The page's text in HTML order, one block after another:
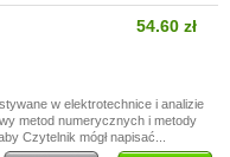
54.60 zł
w elektrotechnice i analizie
metod numerycznych i metody
Czytelnik mógł napisać...